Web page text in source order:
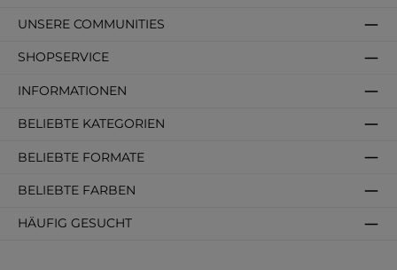
SHOPSERVICE
INFORMATIONEN
BELIEBTE KATEGORIEN
BELIEBTE FORMATE
BELIEBTE FARBEN
HÄUFIG GESUCHT
UNSERE COMMUNITIES